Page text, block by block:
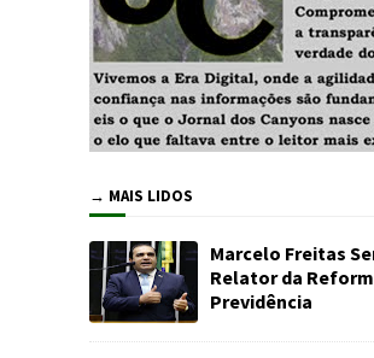
→ MAIS LIDOS
Marcelo Freitas
Relator da
Previdência